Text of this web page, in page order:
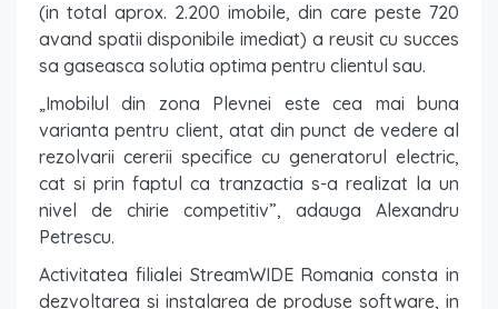
(in total aprox. 2.200 imobile, din care peste 720
avand spatii disponibile imediat) a reusit cu succes
sa gaseasca solutia optima pentru clientul sau.
„Imobilul din zona Plevnei este cea mai buna
varianta pentru client, atat din punct de vedere al
rezolvarii cererii specifice cu generatorul electric,
cat si prin faptul ca tranzactia s-a realizat la un
nivel de chirie competitiv”, adauga Alexandru
Petrescu.
Activitatea filialei StreamWIDE Romania consta in
dezvoltarea si instalarea de produse software, in